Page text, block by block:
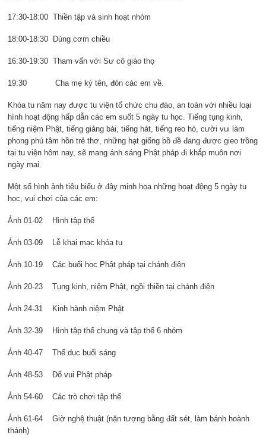
17:30-18:00 Thiền tập và sinh hoạt nhóm
18:00-18:30 Dùng cơm chiều
16:30-19:30 Tham vấn với Sư cô giáo thọ
19:30 Cha mẹ ký tên, đón các em về.
Khóa tu năm nay được tu viện tổ chức chu đáo, an toàn với nhiều loại
hình hoạt động hấp dẫn các em suốt 5 ngày tu học. Tiếng tụng kinh,
tiếng niệm Phật, tiếng giảng bài, tiếng hát, tiếng reo hò, cười vui làm
phong phú tâm hồn trẻ thơ, những hạt giống bồ đề đang được gieo trồng
tại tu viện hôm nay, sẽ mang ánh sáng Phật pháp đi khắp muôn nơi
ngày mai.
Một số hình ảnh tiêu biểu ở đây minh họa những hoạt động 5 ngày tu
học, vui chơi của các em:
Ảnh 01-02 Hình tập thể
Ảnh 03-09 Lễ khai mạc khóa tu
Ảnh 10-19 Các buổi học Phật pháp tại chánh điện
Ảnh 20-23 Tụng kinh, niệm Phật, ngồi thiền tại chánh điện
Ảnh 24-31 Kinh hành niệm Phật
Ảnh 32-39 Hình tập thể chung và tập thể 6 nhóm
Ảnh 40-47 Thể dục buổi sáng
Ảnh 48-53 Đố vui Phật pháp
Ảnh 54-60 Các trò chơi tập thể
Ảnh 61-64 Giờ nghệ thuật (nặn tượng bằng đất sét, làm bánh hoành
thánh)